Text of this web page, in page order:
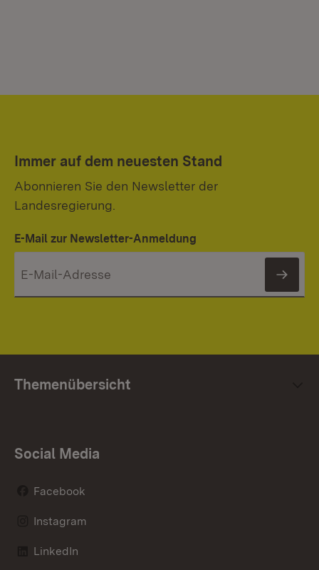
Immer auf dem neuesten Stand
Abonnieren Sie den Newsletter der
Landesregierung.
E-Mail zur Newsletter-Anmeldung
Themenübersicht
Social Media
Facebook
Instagram
LinkedIn